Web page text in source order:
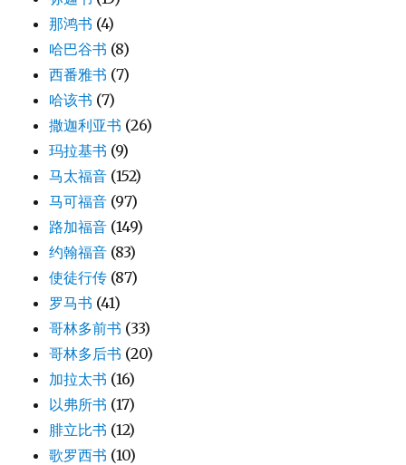
那鸿书 (4)
哈巴谷书 (8)
西番雅书 (7)
哈该书 (7)
撒迦利亚书 (26)
玛拉基书 (9)
马太福音 (152)
马可福音 (97)
路加福音 (149)
约翰福音 (83)
使徒行传 (87)
罗马书 (41)
哥林多前书 (33)
哥林多后书 (20)
加拉太书 (16)
以弗所书 (17)
腓立比书 (12)
歌罗西书 (10)